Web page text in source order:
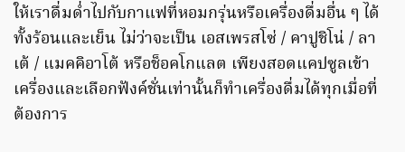
ให้เราดื่มด่ำไปกับกาแฟที่หอมกรุ่นหรือเครื่องดื่มอื่น ๆ ได้
ทั้งร้อนและเย็น ไม่ว่าจะเป็น เอสเพรสโซ่ / คาปูชิโน่ / ลา
เต้ / แมคคิอาโต้ หรือช็อคโกแลต เพียงสอดแคปซูลเข้า
เครื่องและเลือกฟังค์ชั่นเท่านั้นก็ทำเครื่องดื่มได้ทุกเมื่อที่
ต้องการ